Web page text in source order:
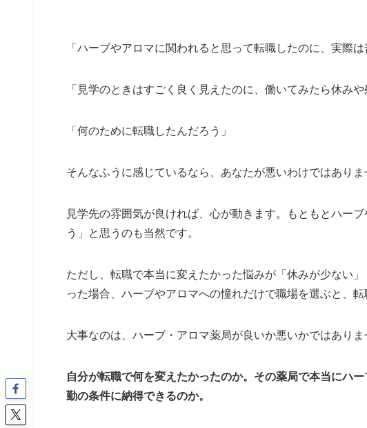
「ハーブやアロマに関われると思って転職したのに、実際
「見学のときはすごく良く見えたのに、働いてみたら休み
「何のために転職したんだろう」
そんなふうに感じているなら、あなたが悪いわけではありま
見学先の雰囲気が良ければ、心が動きます。もともとハー
う」と思うのも当然です。
ただし、転職で本当に変えたかった悩みが「休みが少ない
った場合、ハーブやアロマへの憧れだけで職場を選ぶと、転
大事なのは、ハーブ・アロマ薬局が良いか悪いかではありま
自分が転職で何を変えたかったのか。その薬局で本当にハ
勤の条件に納得できるのか。